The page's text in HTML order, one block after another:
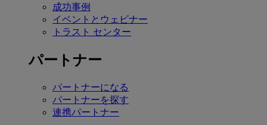
成功事例
イベントとウェビナー
トラスト センター
パートナー
パートナーになる
パートナーを探す
連携パートナー